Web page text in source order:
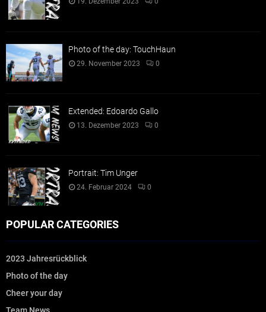
Photo of the day: TouchHaun
29. November 2023 0
Extended: Edoardo Gallo
13. Dezember 2023 0
Portrait: Tim Unger
24. Februar 2024 0
POPULAR CATEGORIES
2023 Jahresrückblick
Photo of the day
Cheer your day
Team News